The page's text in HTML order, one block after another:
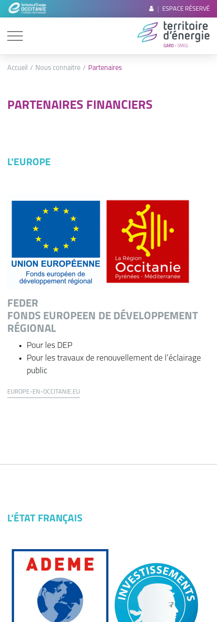
ESPACE RÉSERVÉ
Accueil Nous connaitre Partenaires
PARTENAIRES FINANCIERS
L'EUROPE
FEDER
FONDS EUROPEEN DE DÉVELOPPEMENT
RÉGIONAL
Pour les DEP
Pour les travaux de renouvellement de l’éclairage
public
EUROPE-EN-OCCITANIE.EU
L'ÉTAT FRANÇAIS